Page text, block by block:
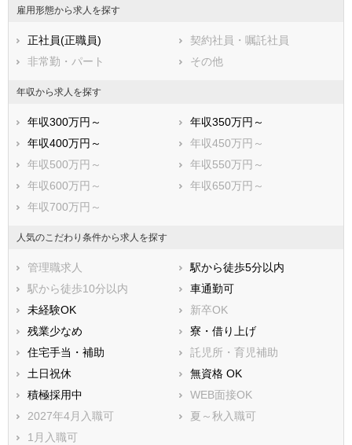
小郡市
宗像市
太宰府市
古賀市
福津市
うきは市
みやま市
糸島市
那珂川市
糟屋郡宇美町
糟屋郡篠栗町
糟屋郡志免町
糟屋郡須惠町
糟屋郡新宮町
糟屋郡久山町
遠賀郡芦屋町
遠賀郡岡垣町
遠賀郡遠賀町
鞍手郡小竹町
鞍手郡鞍手町
嘉穂郡桂川町
朝倉郡筑前町
朝倉郡東峰村
三井郡大刀洗町
三潴郡大木町
八女郡広川町
田川郡香春町
田川郡添田町
田川郡糸田町
田川郡川崎町
田川郡大任町
田川郡赤村
田川郡福智町
雇用形態から求人を探す
正社員(正職員)
契約社員・嘱託社員
非常勤・パート
その他
年収から求人を探す
年収300万円～
年収350万円～
年収400万円～
年収450万円～
年収500万円～
年収550万円～
年収600万円～
年収650万円～
年収700万円～
人気のこだわり条件から求人を探す
管理職求人
駅から徒歩5分以内
駅から徒歩10分以内
車通勤可
未経験OK
新卒OK
残業少なめ
寮・借り上げ
住宅手当・補助
託児所・育児補助
土日祝休
無資格 OK
積極採用中
WEB面接OK
2027年4月入職可
夏～秋入職可
1月入職可